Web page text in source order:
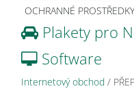
OCHRANNÉ PROSTŘEDKY
Plakety pro
Software
Internetový obchod/